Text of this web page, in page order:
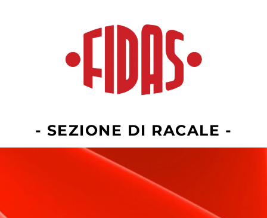
- SEZIONE DI RACALE -